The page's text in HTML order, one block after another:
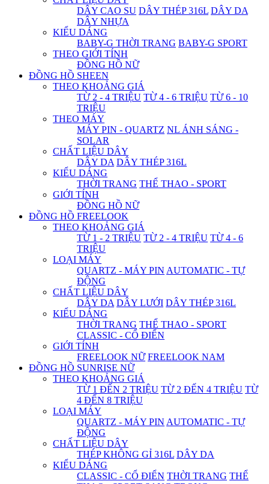
DÂY CAO SU DÂY THÉP 316L DÂY DA
DÂY NHỰA
KIỂU DÁNG
BABY-G THỜI TRANG BABY-G SPORT
THEO GIỚI TÍNH
ĐỒNG HỒ NỮ
ĐỒNG HỒ SHEEN
THEO KHOẢNG GIÁ
TỪ 2 - 4 TRIỆU TỪ 4 - 6 TRIỆU TỪ 6 - 10
TRIỆU
THEO MÁY
MÁY PIN - QUARTZ NL ÁNH SÁNG -
SOLAR
CHẤT LIỆU DÂY
DÂY DA DÂY THÉP 316L
KIỂU DÁNG
THỜI TRANG THỂ THAO - SPORT
GIỚI TÍNH
ĐỒNG HỒ NỮ
ĐỒNG HỒ FREELOOK
THEO KHOẢNG GIÁ
TỪ 1 - 2 TRIỆU TỪ 2 - 4 TRIỆU TỪ 4 - 6
TRIỆU
LOẠI MÁY
QUARTZ - MÁY PIN AUTOMATIC - TỰ
ĐỘNG
CHẤT LIỆU DÂY
DÂY DA DÂY LƯỚI DÂY THÉP 316L
KIỂU DÁNG
THỜI TRANG THỂ THAO - SPORT
CLASSIC - CỔ ĐIỂN
GIỚI TÍNH
FREELOOK NỮ FREELOOK NAM
ĐỒNG HỒ SUNRISE NỮ
THEO KHOẢNG GIÁ
TỪ 1 ĐẾN 2 TRIỆU TỪ 2 ĐẾN 4 TRIỆU TỪ
4 ĐẾN 8 TRIỆU
LOẠI MÁY
QUARTZ - MÁY PIN AUTOMATIC - TỰ
ĐỘNG
CHẤT LIỆU DÂY
THÉP KHÔNG GỈ 316L DÂY DA
KIỂU DÁNG
CLASSIC - CỔ ĐIỂN THỜI TRANG THỂ